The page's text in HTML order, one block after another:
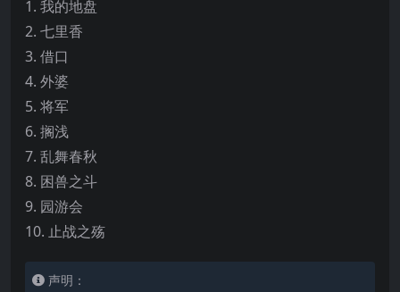
1. 我的地盘
2. 七里香
3. 借口
4. 外婆
5. 将军
6. 搁浅
7. 乱舞春秋
8. 困兽之斗
9. 园游会
10. 止战之殇
声明：